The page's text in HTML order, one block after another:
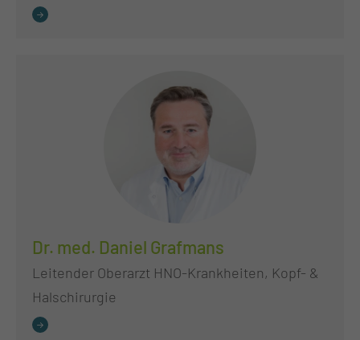
Dr. med. Daniel Grafmans
Leitender Oberarzt HNO-Krankheiten, Kopf- &
Halschirurgie